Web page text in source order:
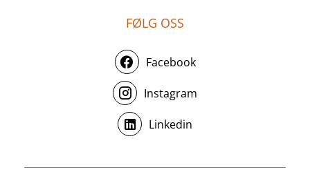
FØLG OSS
Facebook
Instagram
Linkedin